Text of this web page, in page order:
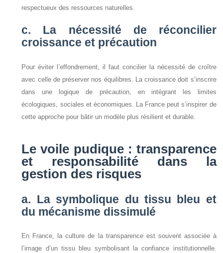
respectueux des ressources naturelles.
c. La nécessité de réconcilier
croissance et précaution
Pour éviter l’effondrement, il faut concilier la nécessité de croître
avec celle de préserver nos équilibres. La croissance doit s’inscrire
dans une logique de précaution, en intégrant les limites
écologiques, sociales et économiques. La France peut s’inspirer de
cette approche pour bâtir un modèle plus résilient et durable.
Le voile pudique : transparence
et responsabilité dans la
gestion des risques
a. La symbolique du tissu bleu et
du mécanisme dissimulé
En France, la culture de la transparence est souvent associée à
l’image d’un tissu bleu symbolisant la confiance institutionnelle.